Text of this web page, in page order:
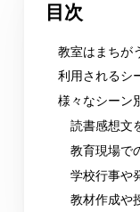
目次
教室はまちが
利用されるシ
様々なシーン
読書感想文
教育現場で
学校行事や
教材作成や